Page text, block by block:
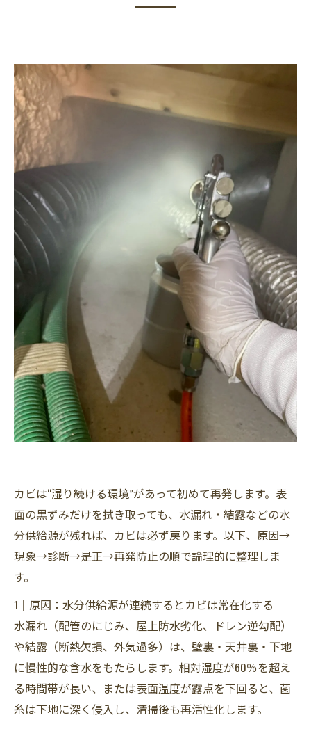
カビは“湿り続ける環境”があって初めて再発します。表
面の黒ずみだけを拭き取っても、水漏れ・結露などの水
分供給源が残れば、カビは必ず戻ります。以下、原因→
現象→診断→是正→再発防止の順で論理的に整理しま
す。
1｜原因：水分供給源が連続するとカビは常在化する
水漏れ（配管のにじみ、屋上防水劣化、ドレン逆勾配）
や結露（断熱欠損、外気過多）は、壁裏・天井裏・下地
に慢性的な含水をもたらします。相対湿度が60％を超え
る時間帯が長い、または表面温度が露点を下回ると、菌
糸は下地に深く侵入し、清掃後も再活性化します。